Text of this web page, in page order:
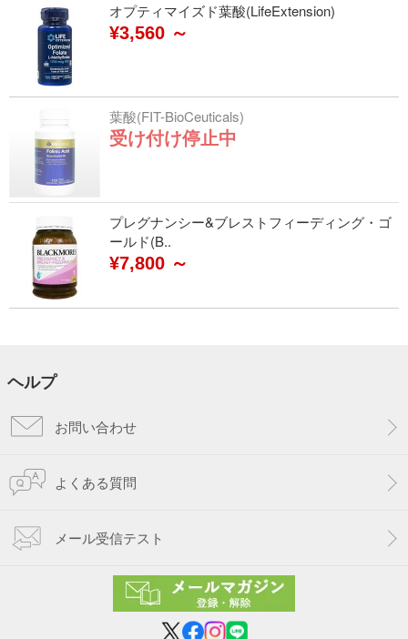
オプティマイズド葉酸(LifeExtension)
¥3,560 ～
葉酸(FIT-BioCeuticals)
受け付け停止中
プレグナンシー&ブレストフィーディング・ゴ
ールド(B..
¥7,800 ～
ヘルプ
お問い合わせ
よくある質問
メール受信テスト